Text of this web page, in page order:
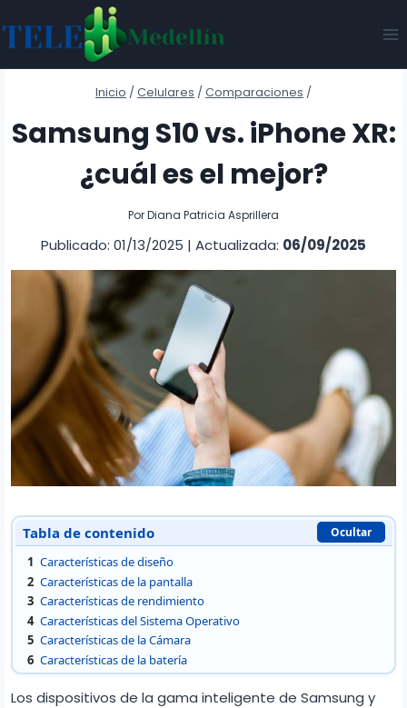
al
contenido
Inicio / Celulares / Comparaciones /
Samsung S10 vs. iPhone XR:
¿cuál es el mejor?
PorDiana Patricia Asprillera
Publicado: 01/13/2025 | Actualizada: 06/09/2025
Tabla de contenido Ocultar
1 Características de diseño
2 Características de la pantalla
3 Características de rendimiento
4 Características del Sistema Operativo
5 Características de la Cámara
6 Características de la batería
Los dispositivos de la gama inteligente de Samsung y